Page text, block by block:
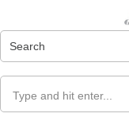
Search
Type and hit enter...